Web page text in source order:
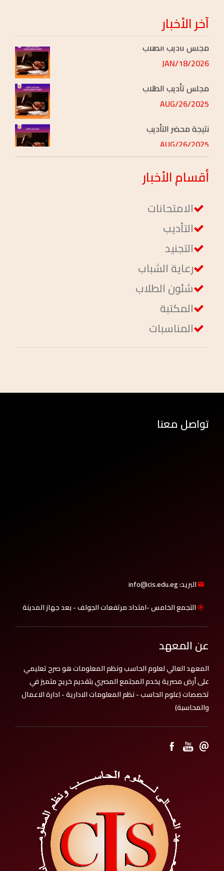
آخرالأخبار
مجلس تأديب الطلاب
2026/APR/12
مجلس تأديب الطلاب
2026/JAN/18
مجلس تأديب الطلاب
2025/AUG/26
نتيجة محضر التأديب
2025/AUG/26
أقسامالأخبار
الامتحانات
التأديب
التجنيد
رعاية الشباب
شئون الطلاب
المكتبة
المناسبات
تواصل معنا
البريد: info@cis.edu.eg
التجمع الخامس -امتداد مرتفعات الجولف - بعد جهاز المدينة
عن المعهد
المعهد العالي لعلوم الحاسب ونظم المعلومات هو صرح تعليمي
على أرض مصرية يخدم المجتمع المصري بتقديم خريج متميز في
تخصصات (علوم الحاسب - نظم المعلومات الادارية - ادارة الاعمال
والمحاسبة)